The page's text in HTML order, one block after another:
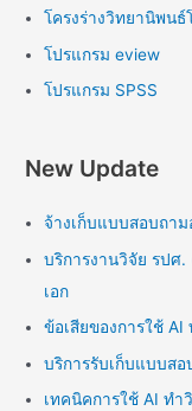
โครงร่างวิทยานิพนธ์
โปรแกรม eview
โปรแกรม SPSS
New Update
จ้างเก็บแบบสอบถา
บริการงานวิจัย รป
เอก
ข้อเสียของการใช้ AI
บริการรับเก็บแบบส
เทคนิคการใช้ AI ทำ